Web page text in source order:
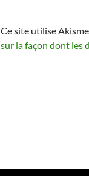
Ce site utilise
sur la façon dont les